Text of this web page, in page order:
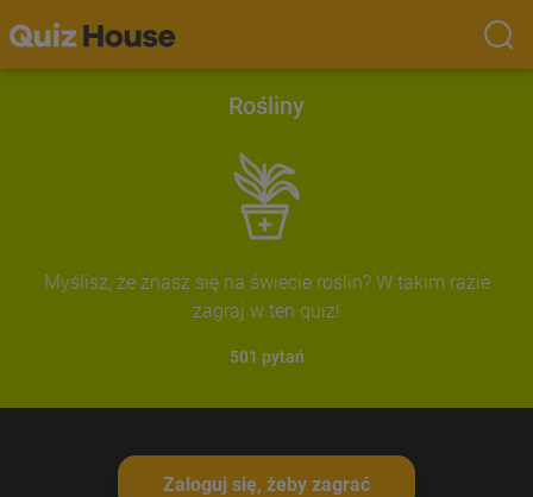
Rośliny
Myślisz, że znasz się na świecie roślin? W takim razie
zagraj w ten quiz!
501 pytań
Zaloguj się, żeby zagrać